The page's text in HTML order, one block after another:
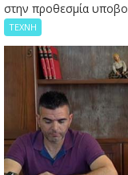
στην προθεσμία
ΤΕΧΝΗ